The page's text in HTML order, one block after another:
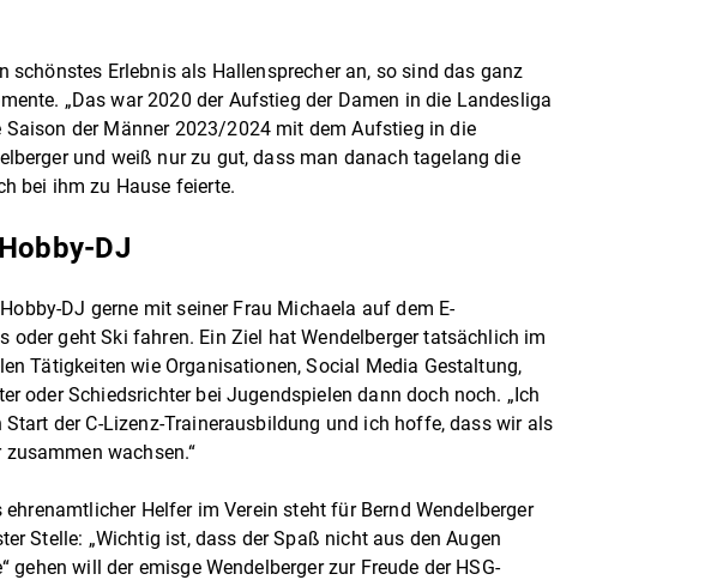
schönstes Erlebnis als Hallensprecher an, so sind das ganz
„Das war 2020 der Aufstieg der Damen in die Landesliga
Saison der Männer 2023/2024 mit dem Aufstieg in die
und weiß nur zu gut, dass man danach tagelang die
bei ihm zu Hause feierte.
DJ
DJ gerne mit seiner Frau Michaela auf dem E-
oder geht Ski fahren. Ein Ziel hat Wendelberger tatsächlich im
Tätigkeiten wie Organisationen, Social Media Gestaltung,
oder Schiedsrichter bei Jugendspielen dann doch noch. „Ich
der C-Lizenz-Trainerausbildung und ich hoffe, dass wir als
wachsen.“
Helfer im Verein steht für Bernd Wendelberger
Stelle: „Wichtig ist, dass der Spaß nicht aus den Augen
gehen will der emisge Wendelberger zur Freude der HSG-